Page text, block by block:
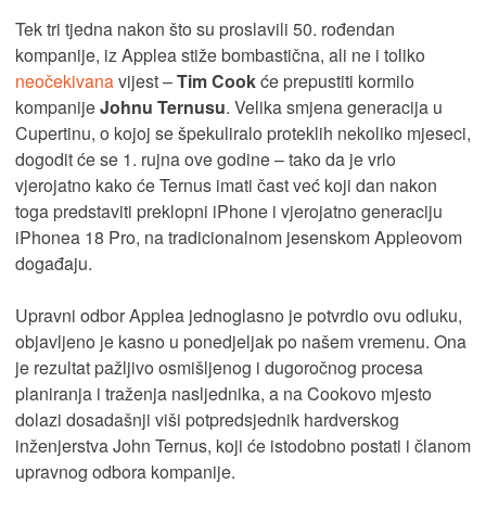
Tek tri tjedna nakon što su proslavili 50. rođendan
kompanije, iz Applea stiže bombastična, ali ne i toliko
neočekivanavijest –Tim Cookće prepustiti kormilo
kompanijeJohnu Ternusu. Velika smjena generacija u
Cupertinu, o kojoj se špekuliralo proteklih nekoliko mjeseci,
dogodit će se 1. rujna ove godine – tako da je vrlo
vjerojatno kako će Ternus imati čast već koji dan nakon
toga predstaviti preklopni iPhone i vjerojatno generaciju
iPhonea 18 Pro, na tradicionalnom jesenskom Appleovom
događaju.
Upravni odbor Applea jednoglasno je potvrdio ovu odluku,
objavljeno je kasno u ponedjeljak po našem vremenu. Ona
je rezultat pažljivo osmišljenog i dugoročnog procesa
planiranja i traženja nasljednika, a na Cookovo mjesto
dolazi dosadašnji viši potpredsjednik hardverskog
inženjerstva John Ternus, koji će istodobno postati i članom
upravnog odbora kompanije.